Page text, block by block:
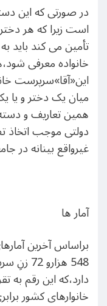
در صورتی که این
است زیرا که هر
تأمین می کند باید
خانواده معرفی
این«آقا»سرپرست
میان یک دختر و یا
همین تعاریف و
دولتی موجب اتخاذ
غیرواقع بینانه در
آمار ها
548